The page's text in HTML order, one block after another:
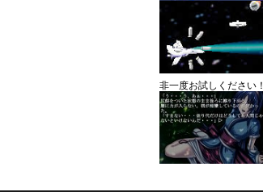
非一度お試しください！